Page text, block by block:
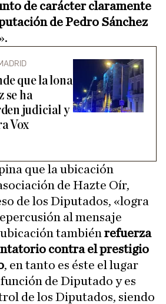
de carácter claramente
de Pedro Sánchez
que la lona
se ha
judicial y
Vox
que la ubicación
de Hazte Oír,
de los Diputados, «logra
al mensaje
también refuerza
contra el prestigio
, en tanto es éste el lugar
de Diputado y es
de los Diputados, siendo